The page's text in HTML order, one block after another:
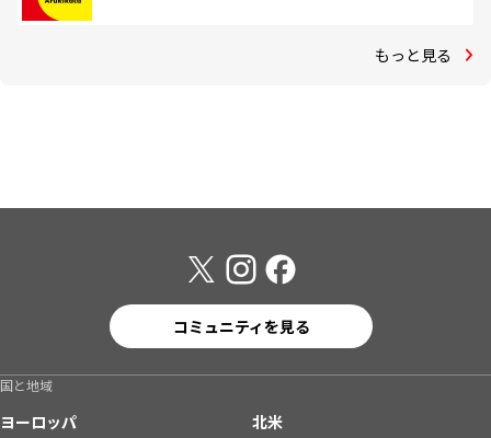
もっと見る
コミュニティを見る
国と地域
ヨーロッパ
北米